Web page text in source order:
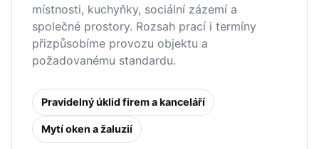
místnosti, kuchyňky, sociální zázemí a
společné prostory. Rozsah prací i termíny
přizpůsobíme provozu objektu a
požadovanému standardu.
Pravidelný úklid firem a kanceláří
Mytí oken a žaluzií